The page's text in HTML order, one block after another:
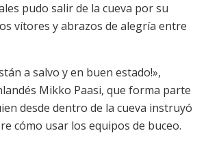
pudo salir de la cueva por su
vítores y abrazos de alegría entre
a salvo y en buen estado!»,
Mikko Paasi, que forma parte
desde dentro de la cueva instruyó
cómo usar los equipos de buceo.